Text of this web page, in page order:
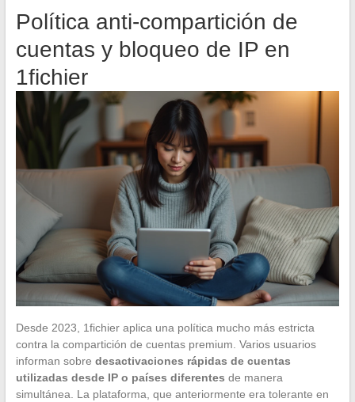
Política anti-compartición de
cuentas y bloqueo de IP en
1fichier
Desde 2023, 1fichier aplica una política mucho más estricta
contra la compartición de cuentas premium. Varios usuarios
informan sobre desactivaciones rápidas de cuentas
utilizadas desde IP o países diferentes de manera
simultánea. La plataforma, que anteriormente era tolerante en